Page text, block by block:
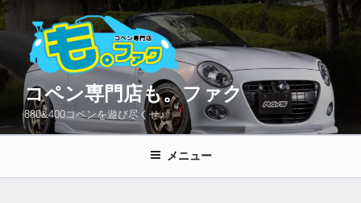
コ
ン
ン
ス
プ
コペン専門店も。ファク
880&400コペンを遊び尽くせ♪
メニュー